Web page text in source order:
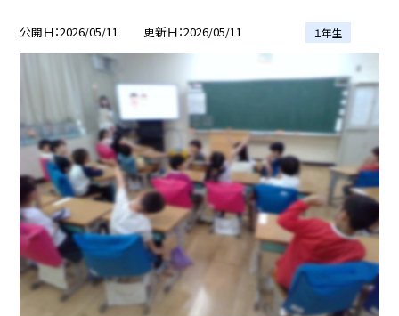
公開日 2026/05/11 更新日 2026/05/11 １年生